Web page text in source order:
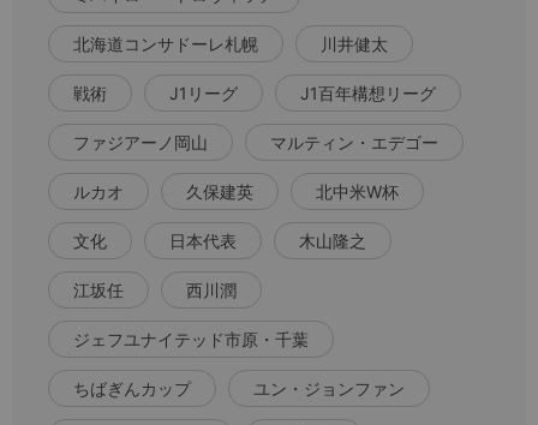
北海道コンサドーレ札幌 川井健太
戦術 J1リーグ J1百年構想リーグ
ファジアーノ岡山 マルティン・エデゴー
ルカオ 久保建英 北中米W杯
文化 日本代表 木山隆之
江坂任 西川潤
ジェフユナイテッド市原・千葉
ちばぎんカップ ユン・ジョンファン